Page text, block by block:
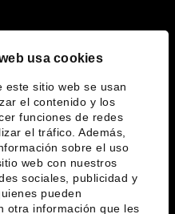
usa cookies
este sitio web se usan
el contenido y los
funciones de redes
el tráfico. Además,
sobre el uso
web con nuestros
sociales, publicidad y
pueden
otra información que les